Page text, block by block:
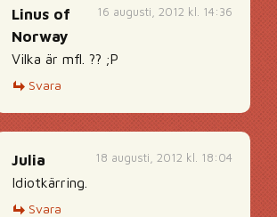
16 augusti, 2012 kl. 14:36
Linus of
Norway
Vilka är mfl. ?? ;P
Svara
18 augusti, 2012 kl. 18:04
Julia
Idiotkärring.
Svara